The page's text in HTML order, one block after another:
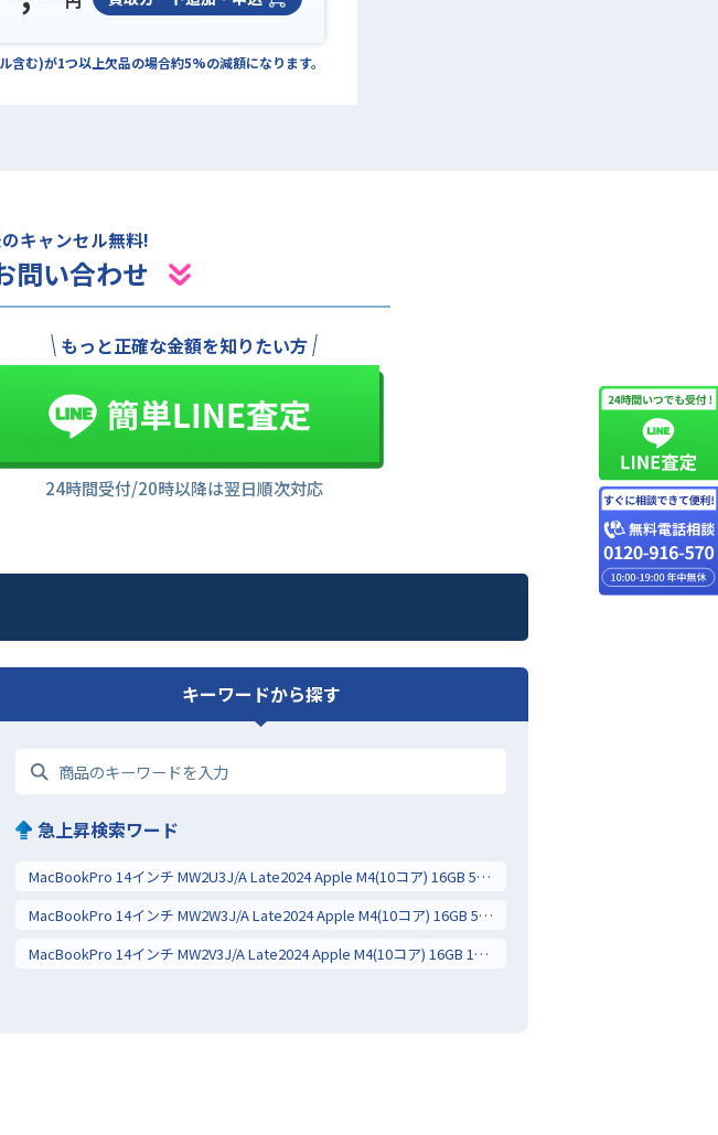
む)が1つ以上欠品の場合約5%の減額になります。
キャンセル無料!
問い合わせ
もっと正確な金額を知りたい方
24時間受付/20時以降は翌日順次対応
キーワードから探す
急上昇検索ワード
MacBookPro 14インチ MW2U3J/A Late2024 Apple M4(10コア) 16GB 512GB 10コアGPU
MacBookPro 14インチ MW2W3J/A Late2024 Apple M4(10コア) 16GB 512GB 10コアGPU
MacBookPro 14インチ MW2V3J/A Late2024 Apple M4(10コア) 16GB 1TB 10コアGPU